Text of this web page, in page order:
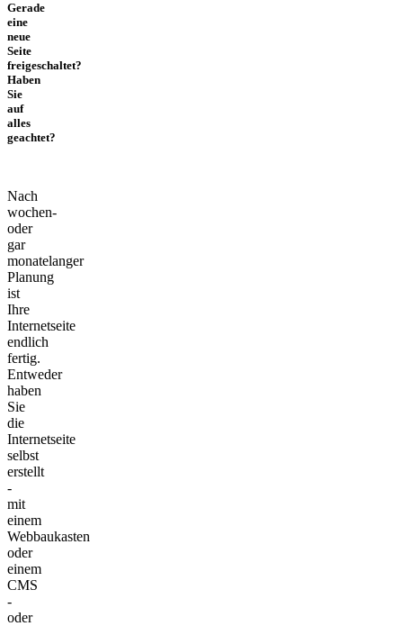
Gerade
eine
neue
Seite
freigeschaltet?
Haben
Sie
auf
alles
geachtet?
Nach
wochen-
oder
gar
monatelanger
Planung
ist
Ihre
Internetseite
endlich
fertig.
Entweder
haben
Sie
die
Internetseite
selbst
erstellt
-
mit
einem
Webbaukasten
oder
einem
CMS
-
oder